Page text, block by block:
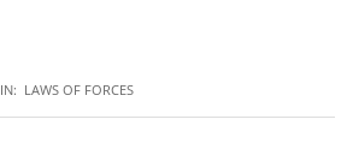
IN: LAWS OF FORCES